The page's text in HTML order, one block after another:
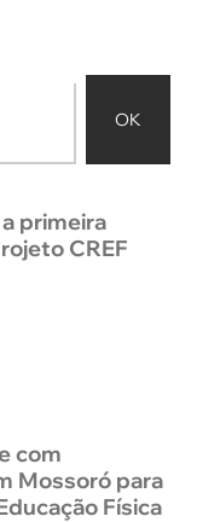
OK
primeira
CREF
com
Mossoró para
Física